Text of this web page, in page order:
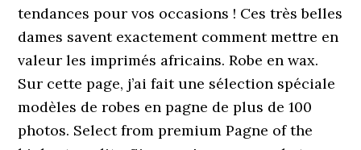
tendances pour vos occasions ! Ces très belles
dames savent exactement comment mettre en
valeur les imprimés africains. Robe en wax.
Sur cette page, j’ai fait une sélection spéciale
modèles de robes en pagne de plus de 100
photos. Select from premium Pagne of the